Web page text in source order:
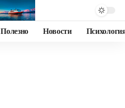
Полезно Новости